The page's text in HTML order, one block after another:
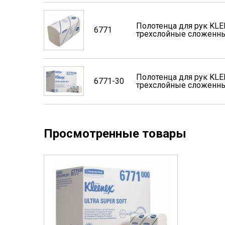
6771
Полотенца для рук
трехслойные
6771-30
Полотенца для рук
трехслойные
Просмотренные товары